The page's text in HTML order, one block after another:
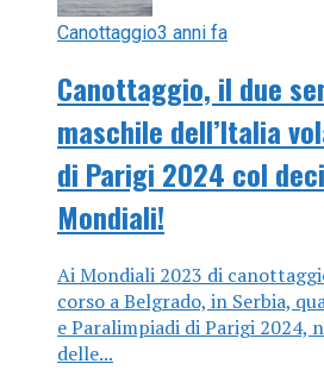
Canottaggio3 anni fa
Canottaggio, il due
maschile dell’Italia
di Parigi 2024 col
Mondiali!
Ai Mondiali 2023 di
corso a Belgrado, in Serbia,
e Paralimpiadi di Parigi 2024,
delle...